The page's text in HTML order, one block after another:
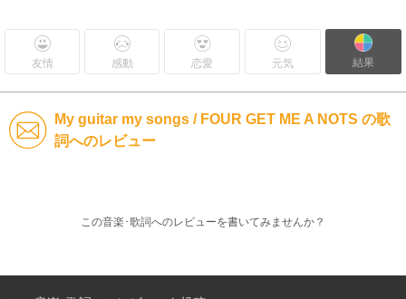
友情 感動 恋愛 元気 結果
My guitar my songs / FOUR GET ME A NOTS の歌
詞へのレビュー
この音楽･歌詞へのレビューを書いてみませんか？